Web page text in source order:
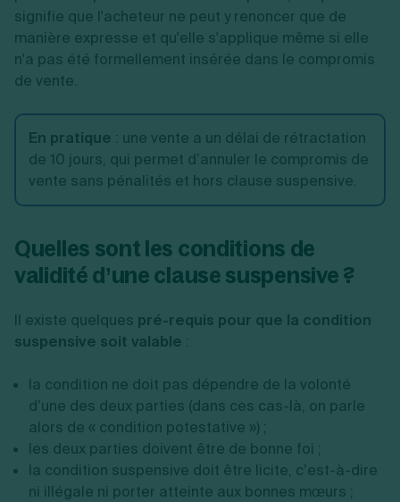
signifie que l'acheteur ne peut y renoncer que de
manière expresse et qu'elle s'applique même si elle
n'a pas été formellement insérée dans le compromis
de vente.
En pratique : une vente a un délai de rétractation
de 10 jours, qui permet d’annuler le compromis de
vente sans pénalités et hors clause suspensive.
Quelles sont les conditions de
validité d’une clause suspensive ?
Il existe quelques pré-requis pour que la condition
suspensive soit valable :
la condition ne doit pas dépendre de la volonté
d’une des deux parties (dans ces cas-là, on parle
alors de « condition potestative ») ;
les deux parties doivent être de bonne foi ;
la condition suspensive doit être licite, c’est-à-dire
ni illégale ni porter atteinte aux bonnes mœurs ;